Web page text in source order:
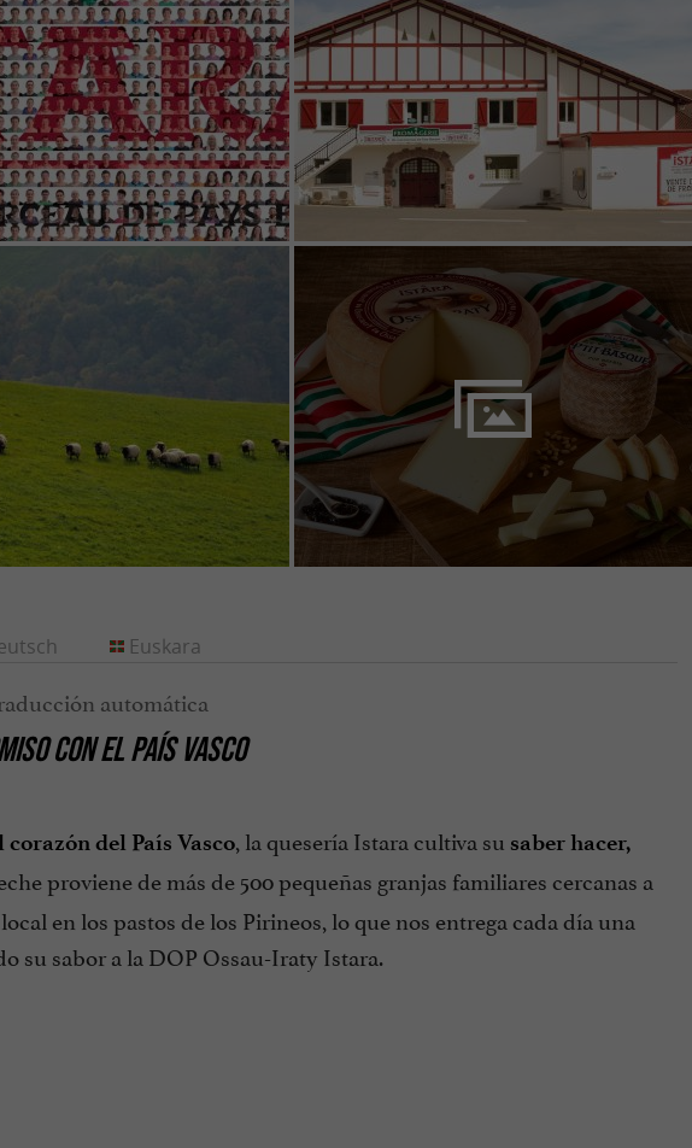
CON EL PAÍS VASCO
corazón del País Vasco, la quesería Istara cultiva su saber hacer,
proviene de más de 500 pequeñas granjas familiares cercanas a
en los pastos de los Pirineos, lo que nos entrega cada día una
su sabor a la DOP Ossau-Iraty Istara.
Euskara